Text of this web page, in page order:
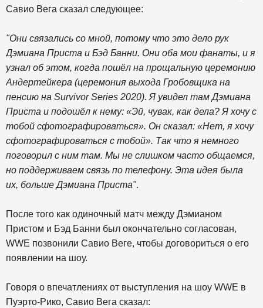
Савио Вега сказал следующее:
"Они связались со мной, потому что это дело рук
Дэмиана Приста и Бэд Банни. Они оба мои фанаты, и я
узнал об этом, когда пошёл на прощальную церемонию
Андертейкера (церемония выхода Гробовщика на
пенсию на Survivor Series 2020). Я увидел там Дэмиана
Приста и подошёл к нему: «Эй, чувак, как дела? Я хочу с
тобой сфотографироваться». Он сказал: «Нет, я хочу
сфотографироваться с тобой». Так что я немного
поговорил с ним там. Мы не слишком часто общаемся,
но поддерживаем связь по телефону. Эта идея была
их, больше Дэмиана Приста".
После того как одиночный матч между Дэмианом
Пристом и Бэд Банни был окончательно согласован,
WWE позвонили Савио Веге, чтобы договориться о его
появлении на шоу.
Говоря о впечатлениях от выступления на шоу WWE в
Пуэрто-Рико, Савио Вега сказал: